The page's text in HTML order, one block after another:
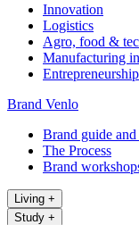
Innovation
Logistics
Agro, food &
Manufacturing
Entrepreneurship
Brand Venlo
Brand guide
The Process
Brand
Living +
Study +